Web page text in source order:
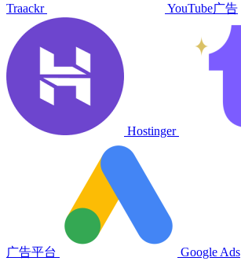
Traackr YouTube广告
Hostinger
广告平台 Google Ads